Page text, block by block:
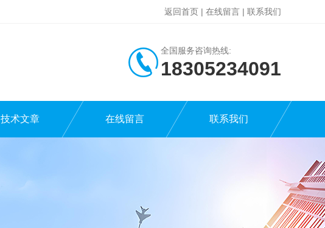
返回首页 | 在线留言 | 联系我们
全国服务咨询热线:
18305234091
技术文章 在线留言 联系我们